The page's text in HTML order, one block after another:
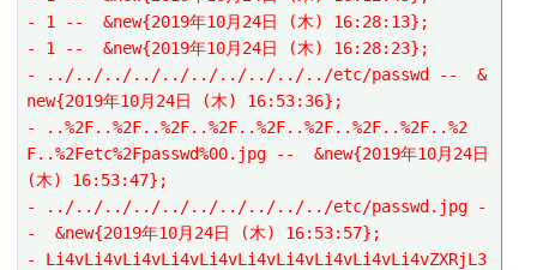
- 1 --  &new{2019年10月24日 (木) 16:28:13};
- 1 --  &new{2019年10月24日 (木) 16:28:23};
- ../../../../../../../../../../etc/passwd --  &
new{2019年10月24日 (木) 16:53:36};
- ..%2F..%2F..%2F..%2F..%2F..%2F..%2F..%2F..%2
F..%2Fetc%2Fpasswd%00.jpg --  &new{2019年10月24日
(木) 16:53:47};
- ../../../../../../../../../../etc/passwd.jpg -
-  &new{2019年10月24日 (木) 16:53:57};
- Li4vLi4vLi4vLi4vLi4vLi4vLi4vLi4vLi4vLi4vZXRjL3